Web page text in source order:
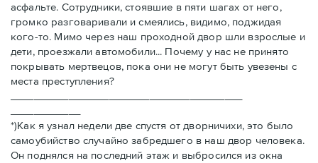
асфальте. Сотрудники, стоявшие в пяти шагах от него,
громко разговаривали и смеялись, видимо, поджидая
кого-то. Мимо через наш проходной двор шли взрослые и
дети, проезжали автомобили... Почему у нас не принято
покрывать мертвецов, пока они не могут быть увезены с
места преступления?
*)Как я узнал недели две спустя от дворничихи, это было
самоубийство случайно забредшего в наш двор человека.
Он поднялся на последний этаж и выбросился из окна